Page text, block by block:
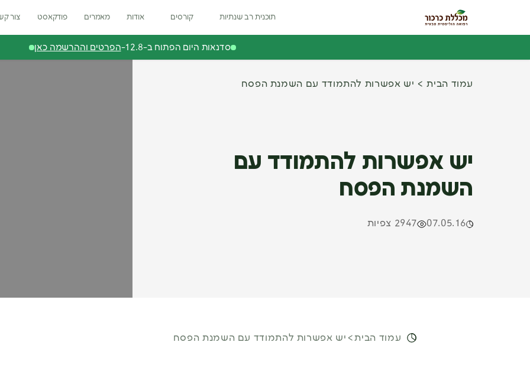
תוכנית רב שנתיות קורסים אודות מאמרים פודקאסט צור
סדנאות היום הפתוח ב-12.8- הפרטים וההרשמה כאן
עמוד הבית יש אפשרות להתמודד עם השמנת הפסח
יש אפשרות להתמודד עם
השמנת הפסח
07.05.16 2947 צפיות
עמוד הבית יש אפשרות להתמודד עם השמנת הפסח